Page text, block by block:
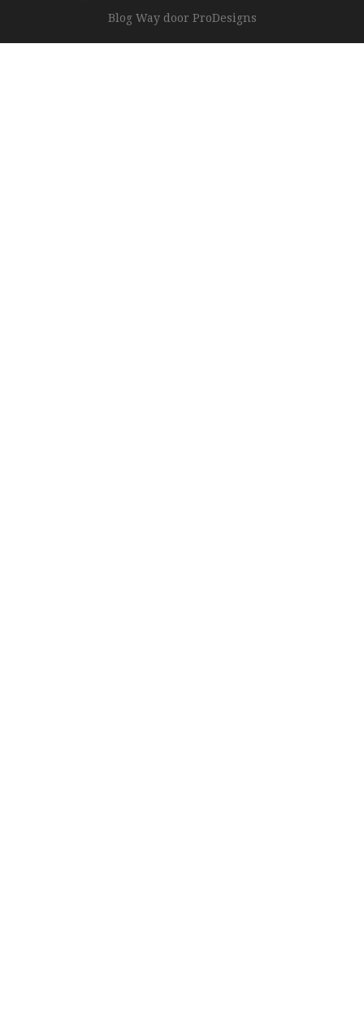
Blog Way door ProDesigns